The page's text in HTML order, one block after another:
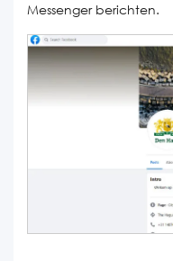
Messenger berichten.